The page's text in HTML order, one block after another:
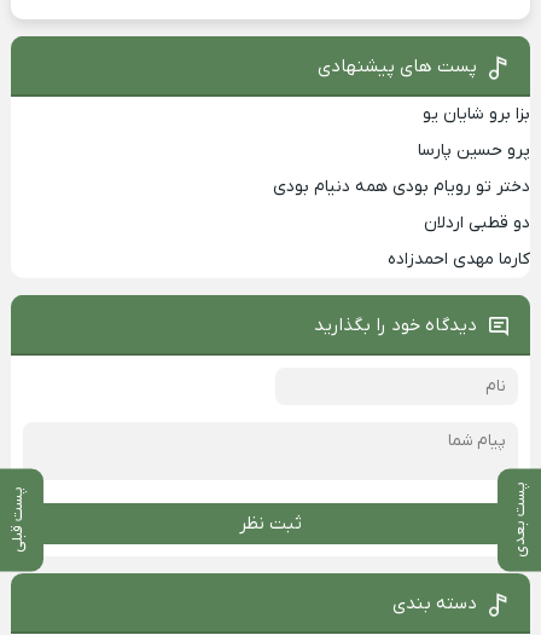
پست بعدی پست قبلی
پست های پیشنهادی
بزا برو شایان یو
پرو حسین پارسا
دختر تو رویام بودی همه دنیام بودی
دو قطبی اردلان
کارما مهدی احمدزاده
دیدگاه خود را بگذارید
ثبت نظر
دسته بندی